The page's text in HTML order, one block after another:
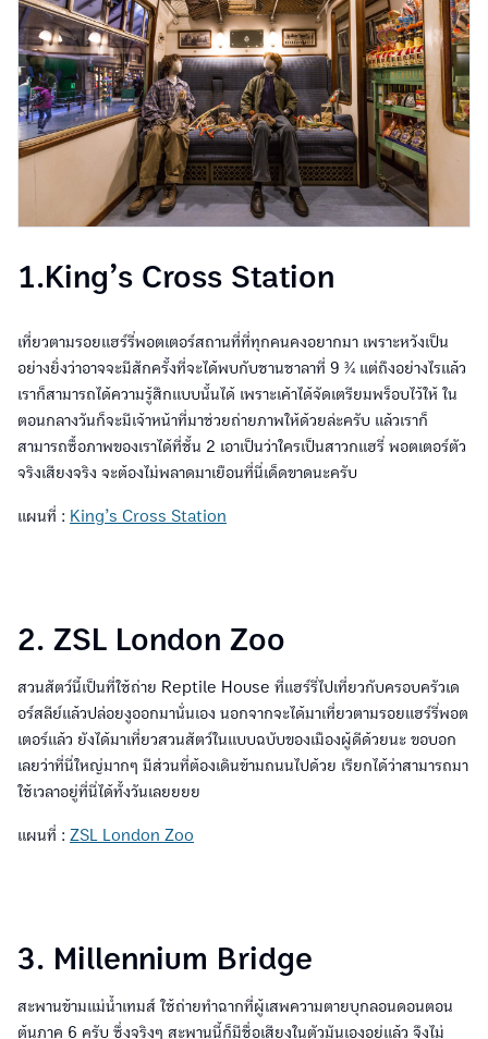
1.King’s Cross Station
เที่ยวตามรอยแฮร์รี่พอตเตอร์สถานที่ที่ทุกคนคงอยากมา เพราะหวังเป็น
อย่างยิ่งว่าอาจจะมีสักครั้งที่จะได้พบกับชานชาลาที่ 9 ¾ แต่ถึงอย่างไรแล้ว
เราก็สามารถได้ความรู้สึกแบบนั้นได้ เพราะเค้าได้จัดเตรียมพร็อบไว้ให้ ใน
ตอนกลางวันก็จะมีเจ้าหน้าที่มาช่วยถ่ายภาพให้ด้วยล่ะครับ แล้วเราก็
สามารถซื้อภาพของเราได้ที่ชั้น 2 เอาเป็นว่าใครเป็นสาวกแฮรี่ พอตเตอร์ตัว
จริงเสียงจริง จะต้องไม่พลาดมาเยือนที่นี่เด็ดขาดนะครับ
แผนที่ : King’s Cross Station
2. ZSL London Zoo
สวนสัตว์นี้เป็นที่ใช้ถ่าย Reptile House ที่แฮร์รี่ไปเที่ยวกับครอบครัวเด
อร์สลีย์แล้วปล่อยงูออกมานั่นเอง นอกจากจะได้มาเที่ยวตามรอยแฮร์รี่พอต
เตอร์แล้ว ยังได้มาเที่ยวสวนสัตว์ในแบบฉบับของเมืองผู้ดีด้วยนะ ขอบอก
เลยว่าที่นี่ใหญ่มากๆ มีส่วนที่ต้องเดินข้ามถนนไปด้วย เรียกได้ว่าสามารถมา
ใช้เวลาอยู่ที่นี่ได้ทั้งวันเลยยยย
แผนที่ : ZSL London Zoo
3. Millennium Bridge
สะพานข้ามแม่น้ำเทมส์ ใช้ถ่ายทำฉากที่ผู้เสพความตายบุกลอนดอนตอน
ต้นภาค 6 ครับ ซึ่งจริงๆ สะพานนี้ก็มีชื่อเสียงในตัวมันเองอยู่แล้ว จึงไม่